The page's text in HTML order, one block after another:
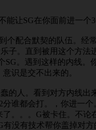
让SG在你面前进一个3
个配合默契的队伍。经
子。直到被用这个方法
SG。遇到这样的内线。
识是交不出来的。
的人。看到对方内线出
谁都会打。，你进一个
。。。G被卡住。不论
没有技术帮你盖掉对方